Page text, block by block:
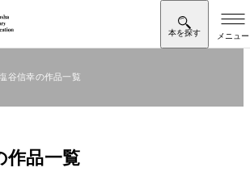
谷信幸の作品一覧
作品一覧